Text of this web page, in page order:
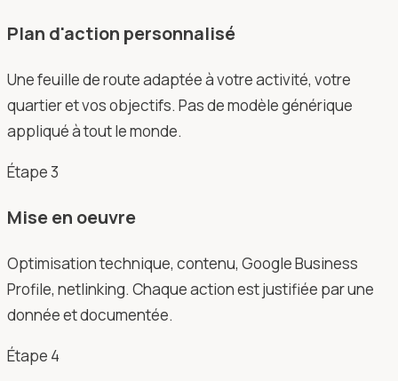
Plan d'action personnalisé
Une feuille de route adaptée à votre activité, votre
quartier et vos objectifs. Pas de modèle générique
appliqué à tout le monde.
Étape3
Mise en oeuvre
Optimisation technique, contenu, Google Business
Profile, netlinking. Chaque action est justifiée par une
donnée et documentée.
Étape 4